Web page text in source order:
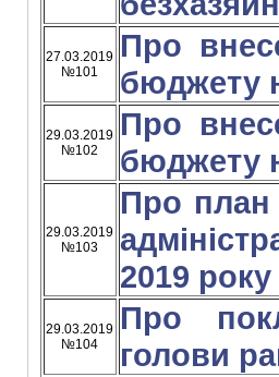
27.03.2019
№101
Про
бюджету
29.03.2019
№102
Про
бюджету
29.03.2019
№103
Про план
2019 року
29.03.2019
№104
Про
голови